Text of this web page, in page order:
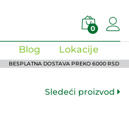
0
Blog Lokacije
BESPLATNA DOSTAVA PREKO 6000 RSD
Sledeći proizvod